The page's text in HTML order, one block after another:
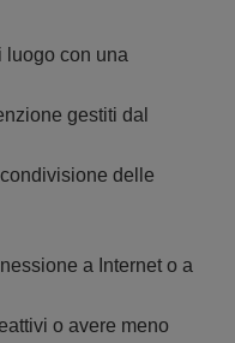
con una
gestiti dal
delle
a Internet o a
o avere meno